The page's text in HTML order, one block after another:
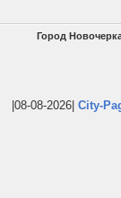
Город
|08-08-2026| City-